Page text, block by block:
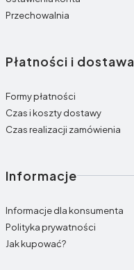
Przechowalnia
Płatności i dostawa
Formy płatności
Czas i koszty dostawy
Czas realizacji zamówienia
Informacje
Informacje dla konsumenta
Polityka prywatności
Jak kupować?